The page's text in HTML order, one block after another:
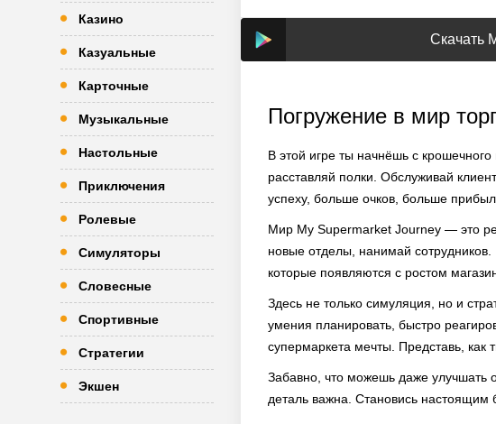
Казино
Казуальные
Карточные
Музыкальные
Настольные
Приключения
Ролевые
Симуляторы
Словесные
Спортивные
Стратегии
Экшен
Скачать
Погружение в мир
В этой игре ты начнёшь с
расставляй полки. Обслуживай
успеху, больше очков, больше
Мир My Supermarket Journey — это
новые отделы, нанимай
которые появляются с ростом
Здесь не только симуляция, но и
умения планировать, быстро
супермаркета мечты. Представь, как
Забавно, что можешь даже улучшать
деталь важна. Становись настоящим